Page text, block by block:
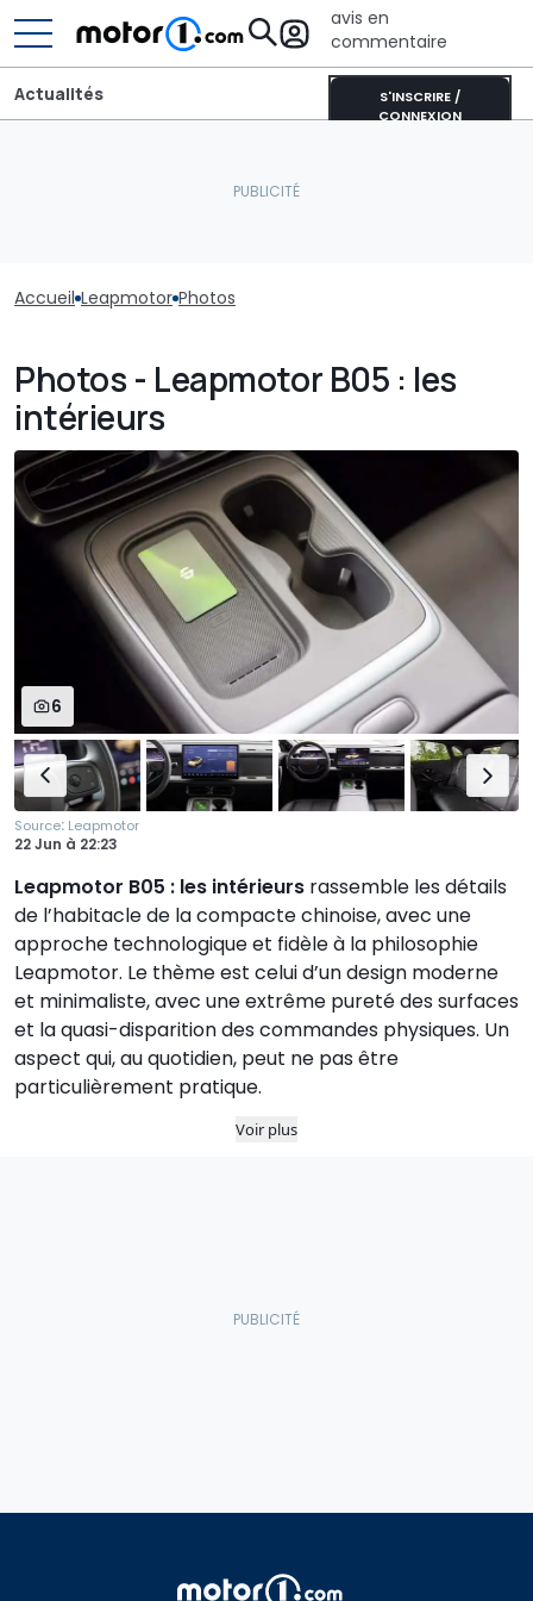
avis en
commentaire
S'INSCRIRE /
CONNEXION
Actualités
Accueil Leapmotor Photos
Photos - Leapmotor B05 : les
intérieurs
6
Source: Leapmotor
22 Jun à 22:23
Leapmotor B05 : les intérieurs rassemble les détails
de l’habitacle de la compacte chinoise, avec une
approche technologique et fidèle à la philosophie
Leapmotor. Le thème est celui d’un design moderne
et minimaliste, avec une extrême pureté des surfaces
et la quasi-disparition des commandes physiques. Un
aspect qui, au quotidien, peut ne pas être
particulièrement pratique.
Voir plus